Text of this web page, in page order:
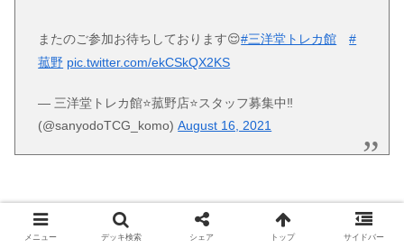
またのご参加お待ちしております😌#三洋堂トレカ館
#
菰野 pic.twitter.com/ekCSkQX2KS
— 三洋堂トレカ館⭐️菰野店⭐️スタッフ募集中‼️
(@sanyodoTCG_komo)August 16, 2021
ムゲンダイナVMAX/ブラッキーVMAXデッキ
メニュー デッキ検索 シェア トップ サイドバー